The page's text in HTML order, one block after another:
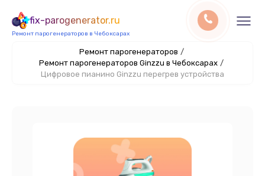
fix-parogenerator.ru
Ремонт парогенераторов в Чебоксарах
Ремонт парогенераторов /
Ремонт парогенераторов Ginzzu в Чебоксарах /
Цифровое пианино Ginzzu перегрев устройства